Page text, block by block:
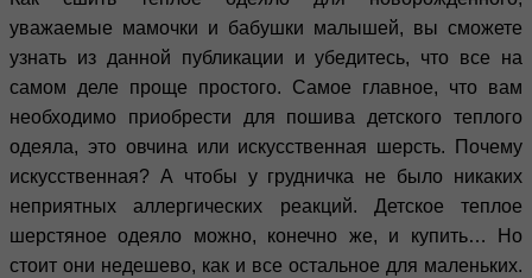
уважаемые мамочки и бабушки малышей, вы сможете
узнать из данной публикации и убедитесь, что все на
самом деле проще простого. Самое главное, что вам
необходимо приобрести для пошива детского теплого
одеяла, это овчина или искусственная шерсть. Почему
искусственная? А чтобы у грудничка не было никаких
неприятных аллергических реакций. Детское теплое
шерстяное одеяло можно, конечно же, и купить… Но
стоит они недешево, как и все остальное для маленьких.